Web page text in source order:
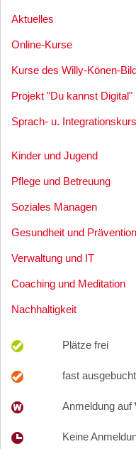
Aktuelles
Online-Kurse
Kurse des Willy-Könen-
Projekt "Du kannst Digital"
Sprach- u.
Kinder und Jugend
Pflege und Betreuung
Soziales Managen
Gesundheit und Prävention
Verwaltung und IT
Coaching und Meditation
Nachhaltigkeit
Plätze frei
fast ausgebucht
Anmeldung auf
Keine